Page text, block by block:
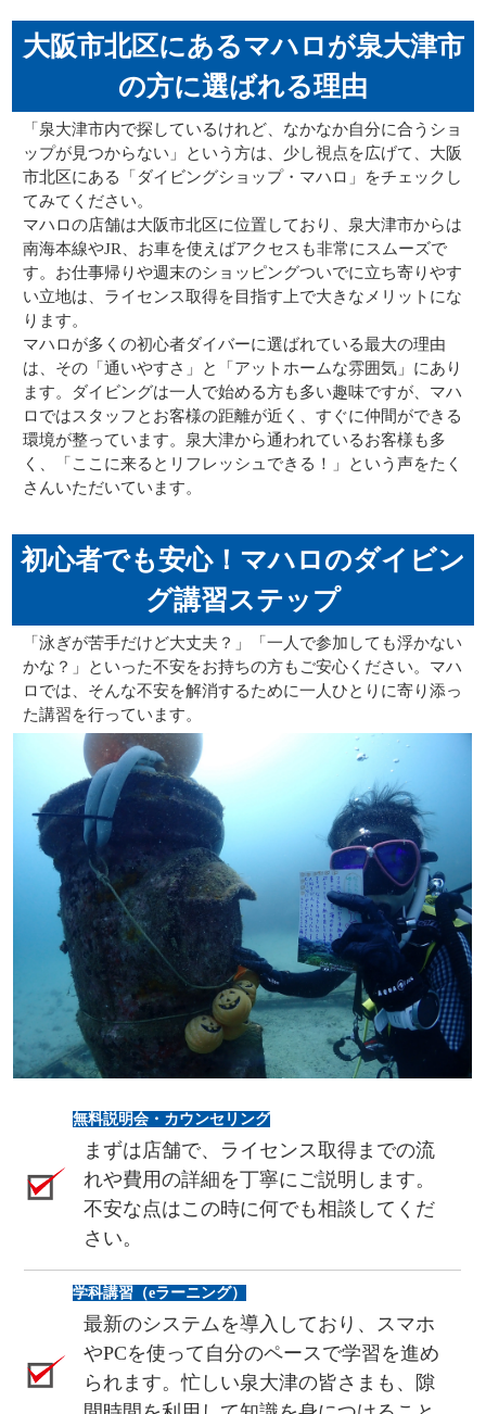
大阪市北区にあるマハロが泉大津市
の方に選ばれる理由
「泉大津市内で探しているけれど、なかなか自分に合うショ
ップが見つからない」という方は、少し視点を広げて、大阪
市北区にある「ダイビングショップ・マハロ」をチェックし
てみてください。
マハロの店舗は大阪市北区に位置しており、泉大津市からは
南海本線やJR、お車を使えばアクセスも非常にスムーズで
す。お仕事帰りや週末のショッピングついでに立ち寄りやす
い立地は、ライセンス取得を目指す上で大きなメリットにな
ります。
マハロが多くの初心者ダイバーに選ばれている最大の理由
は、その「通いやすさ」と「アットホームな雰囲気」にあり
ます。ダイビングは一人で始める方も多い趣味ですが、マハ
ロではスタッフとお客様の距離が近く、すぐに仲間ができる
環境が整っています。泉大津から通われているお客様も多
く、「ここに来るとリフレッシュできる！」という声をたく
さんいただいています。
初心者でも安心！マハロのダイビン
グ講習ステップ
「泳ぎが苦手だけど大丈夫？」「一人で参加しても浮かない
かな？」といった不安をお持ちの方もご安心ください。マハ
ロでは、そんな不安を解消するために一人ひとりに寄り添っ
た講習を行っています。
無料説明会・カウンセリング
まずは店舗で、ライセンス取得までの流
れや費用の詳細を丁寧にご説明します。
不安な点はこの時に何でも相談してくだ
さい。
学科講習（eラーニング）
最新のシステムを導入しており、スマホ
やPCを使って自分のペースで学習を進め
られます。忙しい泉大津の皆さまも、隙